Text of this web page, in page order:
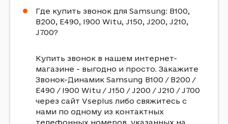
Где купить звонок для Samsung: B100,
B200, E490, I900 Witu, J150, J200, J210,
J700?
Купить звонок в нашем интернет-
магазине - выгодно и просто. Закажите
Звонок-Динамик Samsung B100 / B200 /
E490 / I900 Witu / J150 / J200 / J210 / J700
через сайт Vseplus либо свяжитесь с
нами по одному из контактных
телефонных номеров, указанных на